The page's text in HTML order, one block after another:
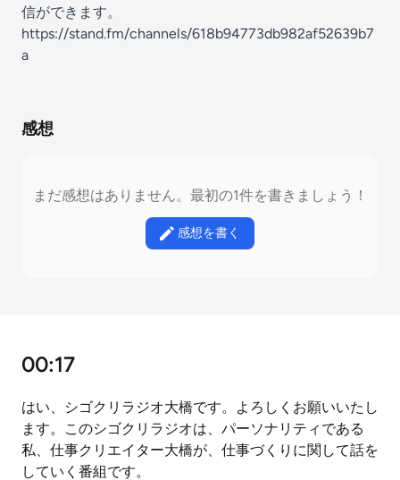
信ができます。
https://stand.fm/channels/618b94773db982af52639b7
a
感想
まだ感想はありません。最初の1件を書きましょう！
感想を書く
00:17
はい、シゴクリラジオ大橋です。よろしくお願いいたし
ます。このシゴクリラジオは、パーソナリティである
私、仕事クリエイター大橋が、仕事づくりに関して話を
していく番組です。